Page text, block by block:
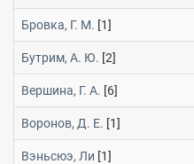
Бровка, Г. М. [1]
Бутрим, А. Ю. [2]
Вершина, Г. А. [6]
Воронов, Д. Е. [1]
Вэньсюэ, Ли [1]